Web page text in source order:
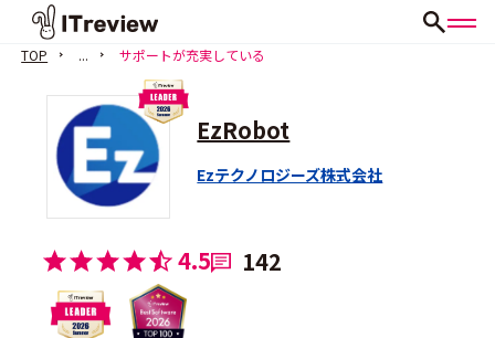
TOP ... サポートが充実している
EzRobot
Ezテクノロジーズ株式会社
4.5 142